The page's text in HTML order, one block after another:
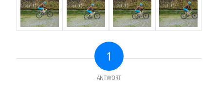
1
ANTWORT